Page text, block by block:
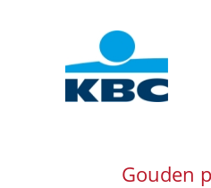
Afbeelding
Gouden